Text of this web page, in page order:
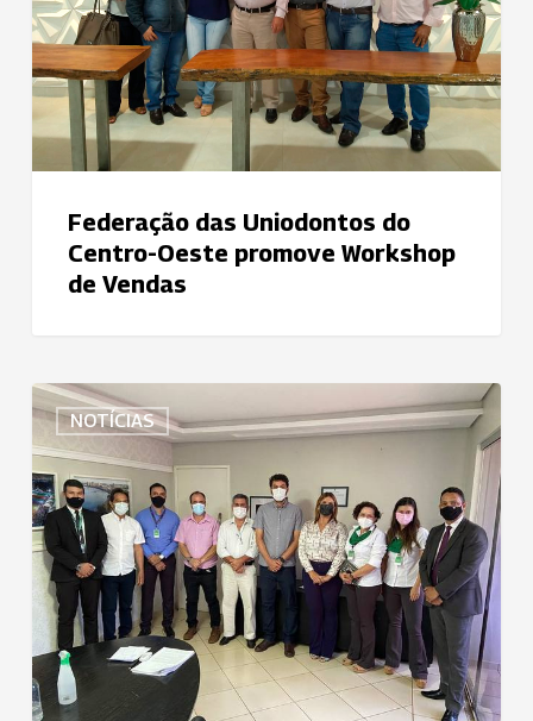
promove
Workshop
de
Vendas
Federação das Uniodontos do
Centro-Oeste promove Workshop
de Vendas
NOTÍCIAS
Uniodonto
Sul
Goiano
une-
se
às
cooperativas
para
obra
de
revitalização